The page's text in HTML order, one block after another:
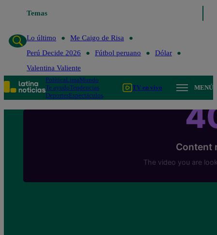
Temas
Lo último
Me Caigo de Risa
Perú Decide 2026
Fútbol peruano
Dólar
Valentina Valiente
PolíticaLimaMundo
Te ayudoTendencias
DeportesEspectáculos
TV en vivo MENÚ